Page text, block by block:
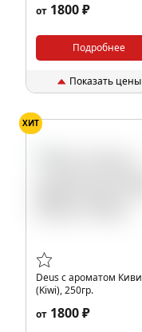
от 1800 ₽
Подробнее
Показать цены
ХИТ
Deus с ароматом Киви
(Kiwi), 250гр.
от 1800 ₽